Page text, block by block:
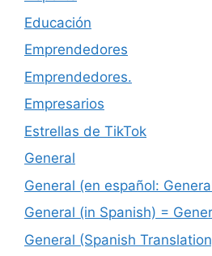
Educación
Emprendedores
Emprendedores.
Empresarios
Estrellas de TikTok
General
General (en español:
General (in Spanish) =
General (Spanish